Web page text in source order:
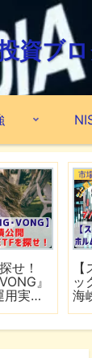
資ブ
せ！
』
用実績
市
ッ
海